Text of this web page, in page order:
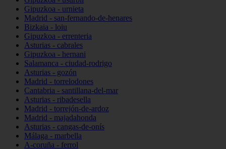
Gipuzkoa - urnieta
Madrid - san-fernando-de-henares
Bizkaia - loiu
Gipuzkoa - errenteria
Asturias - cabrales
Gipuzkoa - hernani
Salamanca - ciudad-rodrigo
Asturias - gozón
Madrid - torrelodones
Cantabria - santillana-del-mar
Asturias - ribadesella
Madrid - torrejón-de-ardoz
Madrid - majadahonda
Asturias - cangas-de-onís
Málaga - marbella
A-coruña - ferrol